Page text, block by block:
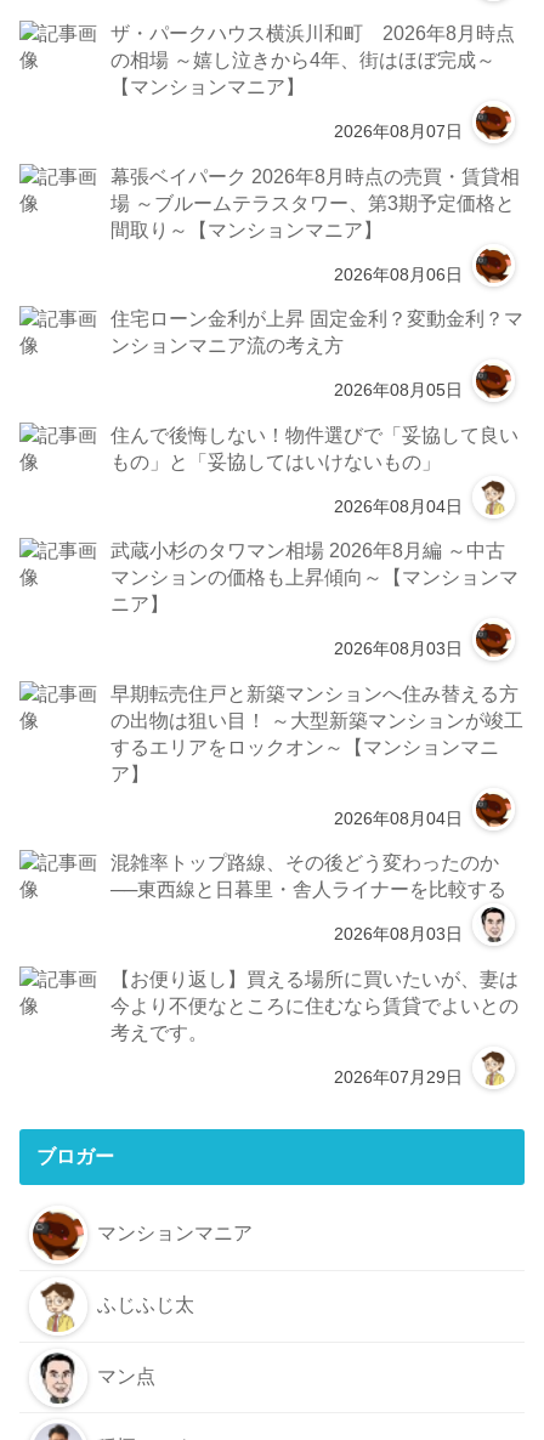
ザ・パークハウス横浜川和町 2026年8月時点
の相場 ～嬉し泣きから4年、街はほぼ完成～
【マンションマニア】
2026年08月07日
幕張ベイパーク 2026年8月時点の売買・賃貸相
場 ～ブルームテラスタワー、第3期予定価格と
間取り～【マンションマニア】
2026年08月06日
住宅ローン金利が上昇 固定金利？変動金利？マ
ンションマニア流の考え方
2026年08月05日
住んで後悔しない！物件選びで「妥協して良い
もの」と「妥協してはいけないもの」
2026年08月04日
武蔵小杉のタワマン相場 2026年8月編 ～中古
マンションの価格も上昇傾向～【マンションマ
ニア】
2026年08月03日
早期転売住戸と新築マンションへ住み替える方
の出物は狙い目！ ～大型新築マンションが竣工
するエリアをロックオン～【マンションマニ
ア】
2026年08月04日
混雑率トップ路線、その後どう変わったのか
──東西線と日暮里・舎人ライナーを比較する
2026年08月03日
【お便り返し】買える場所に買いたいが、妻は
今より不便なところに住むなら賃貸でよいとの
考えです。
2026年07月29日
ブロガー
マンションマニア
ふじふじ太
マン点